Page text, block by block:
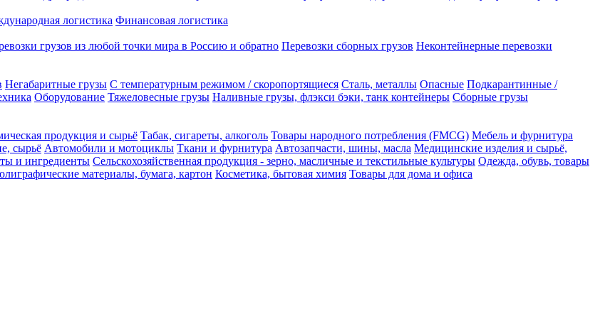
логистика Финансовая логистика
грузов из любой точки мира в Россию и обратно Перевозки сборных грузов Неконтейнерные перевозки
Негабаритные грузы С температурным режимом / скоропортящиеся Сталь, металлы Опасные Подкарантинные /
Оборудование Тяжеловесные грузы Наливные грузы, флэкси бэки, танк контейнеры Сборные грузы
продукция и сырьё Табак, сигареты, алкоголь Товары народного потребления (FMCG) Мебель и фурнитура
сырьё Автомобили и мотоциклы Ткани и фурнитура Автозапчасти, шины, масла Медицинские изделия и сырьё,
и ингредиенты Сельскохозяйственная продукция - зерно, масличные и текстильные культуры Одежда, обувь, товары
материалы, бумага, картон Косметика, бытовая химия Товары для дома и офиса